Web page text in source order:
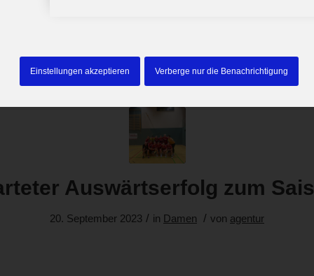
Einstellungen akzeptieren Verberge nur die Benachrichtigung
Auswärtserfolg zum
20. September 2023 / in Damen / von agentur